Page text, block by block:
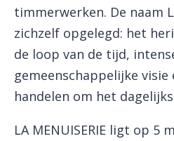
timmerwerken. De naam
zichzelf opgelegd: het
de loop van de tijd,
gemeenschappelijke
handelen om het
LA MENUISERIE ligt op 5